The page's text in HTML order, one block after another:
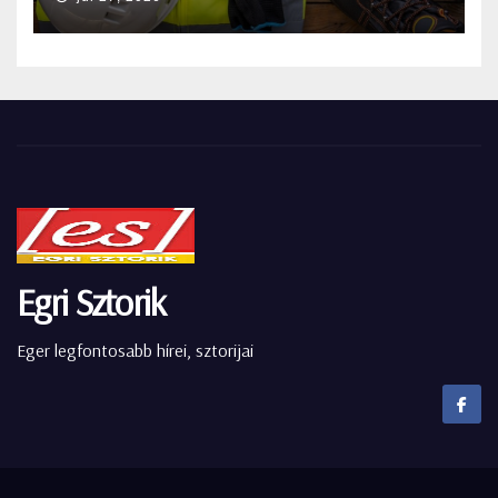
Egri Sztorik
Eger legfontosabb hírei, sztorijai